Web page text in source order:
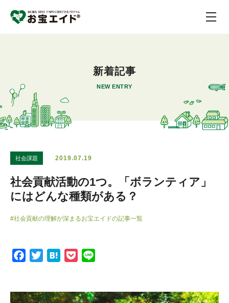
新着記事
NEW ENTRY
社会課題 2019.07.19
社会貢献活動の1つ。「ボランティア」
にはどんな種類がある？
#社会貢献の理解が深まるお宝エイドの記事一覧
e
t
e
k
e